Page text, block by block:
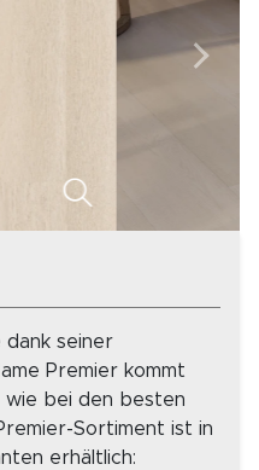
dank seiner
Premier kommt
wie bei den besten
Sortiment ist in
erhältlich: